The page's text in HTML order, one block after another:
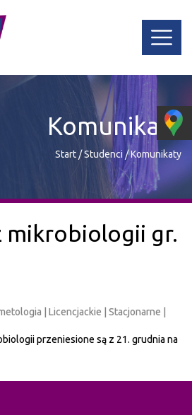
Komunikaty
Start/Studenci /Komunikaty
mikrobiologii gr.
| Licencjackie | Stacjonarne |
przeniesione są z 21. grudnia na